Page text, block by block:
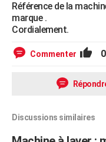
S'inscrire
Se connecter
Lycées
Collèges
Primaires
Universités
Entreprises
Service militaire
Avis de recherche
AVIS DE DÉCÈS
FORUM
Bricolage
Lifestyle
Culture
Sport
Auto
Television
Voyage
Cinema
Référence de la
marque .
Cordialement.
Commenter 0
Discussions similaires